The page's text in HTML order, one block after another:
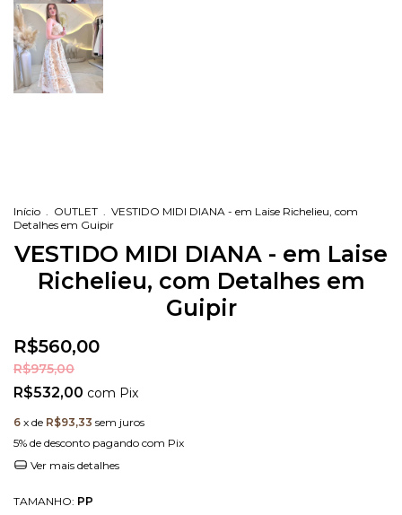
Início OUTLET
VESTIDO MIDI DIANA - em Laise Richelieu, com
Detalhes em Guipir
VESTIDO MIDI DIANA - em Laise
Richelieu, com Detalhes em
Guipir
R$560,00
R$975,00
R$532,00 com Pix
6 x de R$93,33 sem juros
5% de desconto pagando com Pix
Ver mais detalhes
TAMANHO: PP